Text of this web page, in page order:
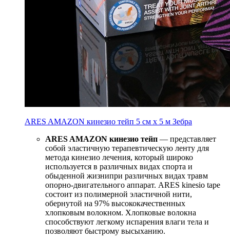
ARES AMAZON кинезио тейп 5 см х 5 м Зебра
ARES AMAZON кинезио тейп — представляет
собой эластичную терапевтическую ленту для
метода кинезио лечения, который широко
используется в различных видах спорта и
обыденной жизнипри различных видах травм
опорно-двигательного аппарат. ARES kinesio tape
состоит из полимерной эластичной нити,
обернутой на 97% высококачественных
хлопковым волокном. Хлопковые волокна
способствуют легкому испарения влаги тела и
позволяют быстрому высыханию.